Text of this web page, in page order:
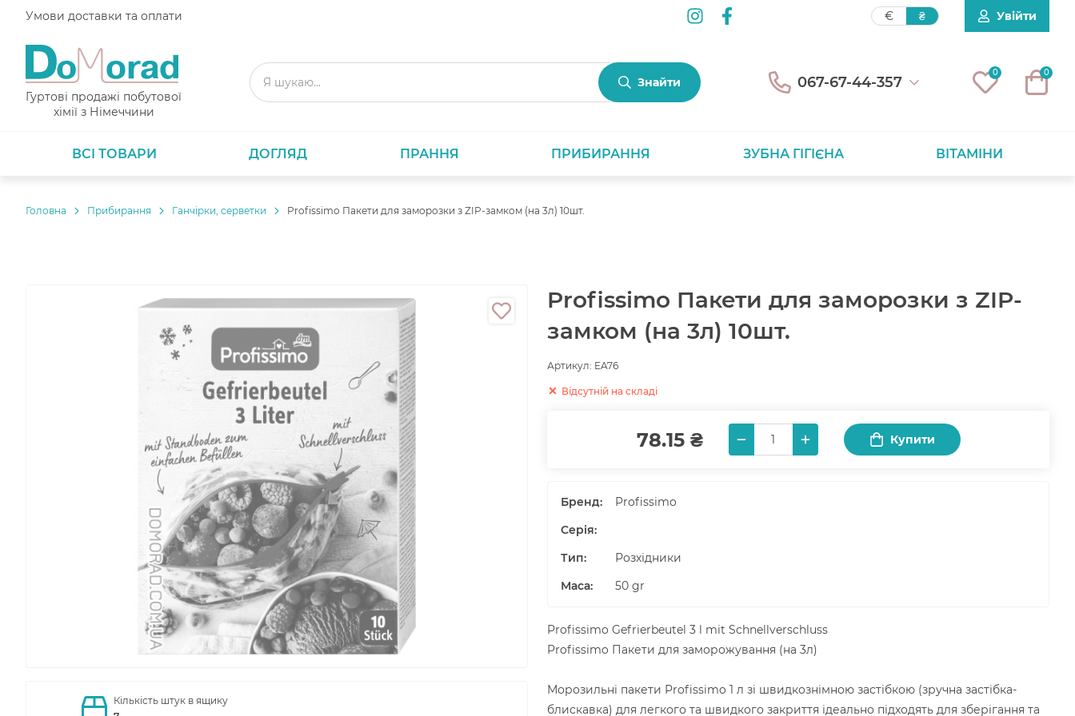
Умови доставки та оплати € ₴ Увійти
Гуртові продажі побутової
хімії з Німеччини
Знайти 067-67-44-357
0 0
ВСІ ТОВАРИ ДОГЛЯД ПРАННЯ ПРИБИРАННЯ ЗУБНА ГІГІЄНА ВІТАМІНИ
Головнa Прибирання Ганчірки, серветки Profissimo Пакети для заморозки з ZIP-замком (на 3л) 10шт.
Кількість штук в ящику
Profissimo Пакети для заморозки з ZIP-
замком (на 3л) 10шт.
Артикул: EA76
Відсутній на складі
78.15 ₴ Купити
Бренд:
Profissimo
Серія:
Тип:
Розхідники
Маса: 50 gr
Profissimo Gefrierbeutel 3 l mit Schnellverschluss
Profissimo Пакети для заморожування (на 3л)
Морозильні пакети Profissimo 1 л зі швидкознімною застібкою (зручна застібка-
блискавка) для легкого та швидкого закриття ідеально підходять для зберігання та